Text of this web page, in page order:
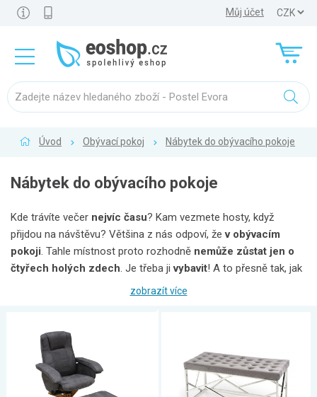
Můj účet
Úvod Obývací pokoj Nábytek do obývacího pokoje
Nábytek do obývacího pokoje
Kde trávíte večer nejvíc času? Kam vezmete hosty, když
přijdou na návštěvu? Většina z nás odpoví, že v obývacím
pokoji. Tahle místnost proto rozhodně nemůže zůstat jen o
čtyřech holých zdech. Je třeba ji vybavit! A to přesně tak, jak
si přejete. Poskládejte si obývací pokoj z jednotlivých "dílků"
případně komplet
nebo sedací vak . Co nesmí chybět jsoudekorace
protože ty váš domov zútulní. Mohou to býtpolice, ale i menší
kousky jako doplňky - vázy, svíčky,
polštářky. Nebude to lehká
zobrazít více